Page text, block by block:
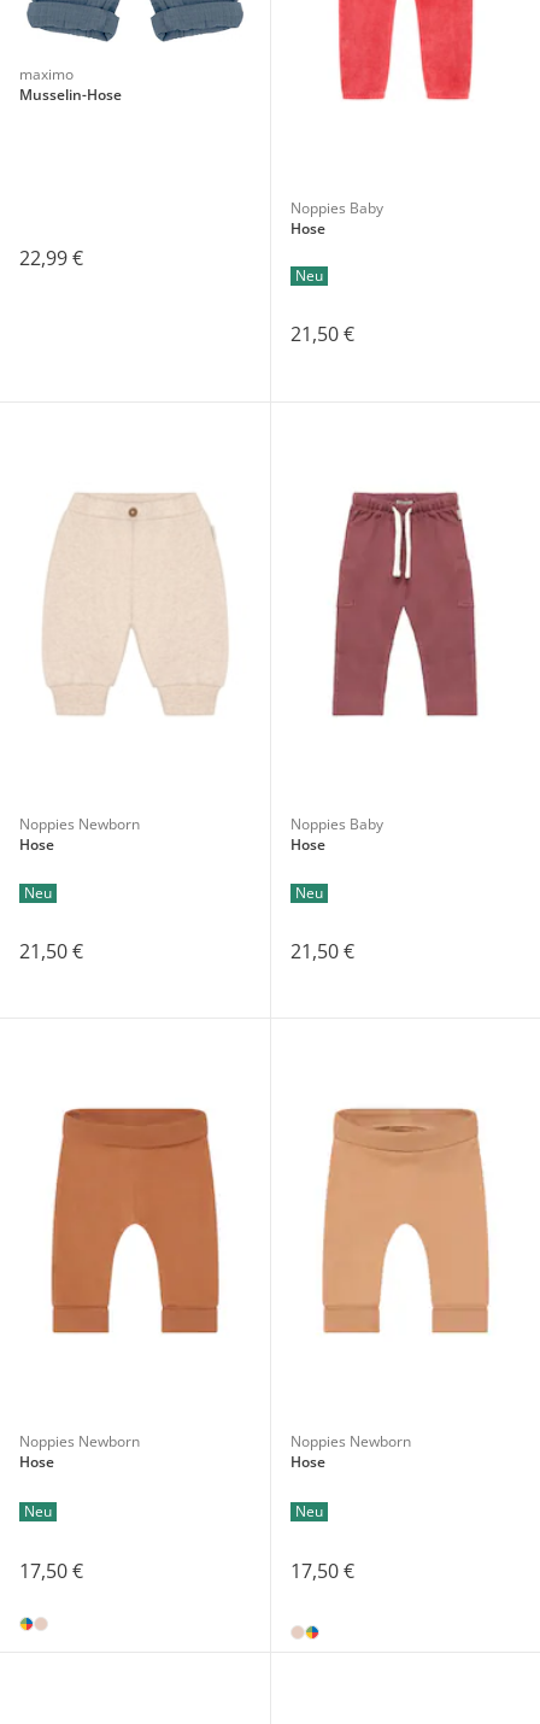
maximo
Musselin-Hose
22,99 €
Noppies Baby
Hose
Neu
21,50 €
Noppies Newborn
Hose
Neu
21,50 €
Noppies Baby
Hose
Neu
21,50 €
Noppies Newborn
Hose
Neu
17,50 €
Noppies Newborn
Hose
Neu
17,50 €